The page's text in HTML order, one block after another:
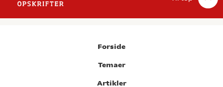
Forside
Temaer
Artikler